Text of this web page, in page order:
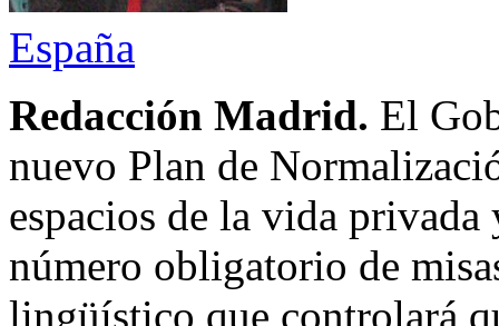
España
Redacción Madrid. El
nuevo Plan de
espacios de la vida
número obligatorio de
lingüístico que controlará